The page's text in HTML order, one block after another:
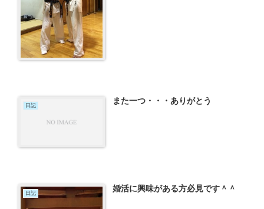
日記 また一つ・・・ありがとう
日記 婚活に興味がある方必見です＾＾